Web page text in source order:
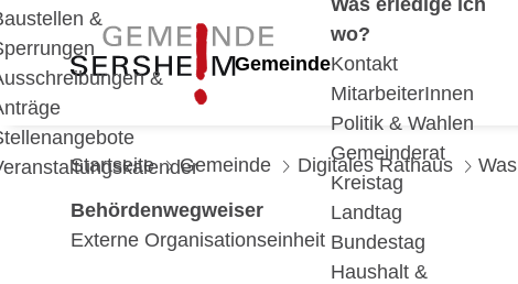
&
&
Gemeinde
wo?
Kontakt
MitarbeiterInnen
Politik & Wahlen
Gemeinderat
Kreistag
Landtag
Bundestag
Haushalt &
Startseite Gemeinde Digitales Rathaus
Behördenwegweiser
Externe Organisationseinheit